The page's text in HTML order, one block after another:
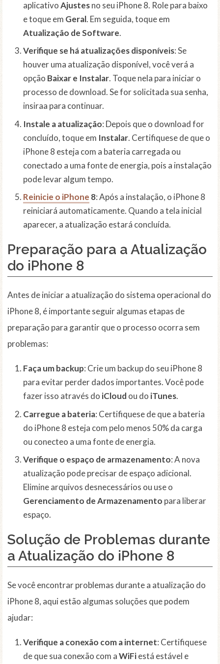
aplicativoAjustesno seu iPhone 8. Role para baixo
e toque em Geral. Em seguida, toque em
Atualização de Software.
Verifique se há atualizações disponíveis: Se
houver uma atualização disponível, você verá a
opção Baixar e Instalar. Toque nela para iniciar o
processo de download. Se for solicitada sua senha,
insiraa para continuar.
Instale a atualização: Depois que o download for
concluído, toque em Instalar. Certifiquese de que o
iPhone 8 esteja com a bateria carregada ou
conectado a uma fonte de energia, pois a instalação
pode levar algum tempo.
Reinicie o iPhone 8: Após a instalação, o iPhone 8
reiniciará automaticamente. Quando a tela inicial
aparecer, a atualização estará concluída.
Preparação para a Atualização
do iPhone 8
Antes de iniciar a atualização do sistema operacional do
iPhone 8, é importante seguir algumas etapas de
preparação para garantir que o processo ocorra sem
problemas:
Faça um backup: Crie um backup do seu iPhone 8
para evitar perder dados importantes. Você pode
fazer isso através do iCloud ou do iTunes.
Carregue a bateria: Certifiquese de que a bateria
do iPhone 8 esteja com pelo menos 50% da carga
ou conecteo a uma fonte de energia.
Verifique o espaço de armazenamento: A nova
atualização pode precisar de espaço adicional.
Elimine arquivos desnecessários ou use o
Gerenciamento de Armazenamento para liberar
espaço.
Solução de Problemas durante
a Atualização do iPhone 8
Se você encontrar problemas durante a atualização do
iPhone 8, aqui estão algumas soluções que podem
ajudar:
Verifique a conexão com a internet: Certifiquese
de que sua conexão com aWiFiestá estável e